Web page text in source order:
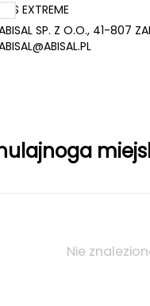
NILS EXTREME
SP. Z O.O., 41-807
hulajnoga
Nie